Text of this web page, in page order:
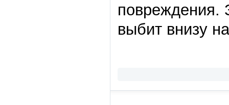
повреждения.
выбит внизу